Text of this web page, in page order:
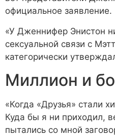
официальное заявление.
«У Дженнифер Энистон
сексуальной связи с
категорически
Миллион и
«Когда «Друзья» стали
Куда бы я ни приходил,
пытались со мной